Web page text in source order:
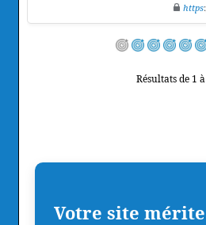
https
Résultats de 1
Votre site